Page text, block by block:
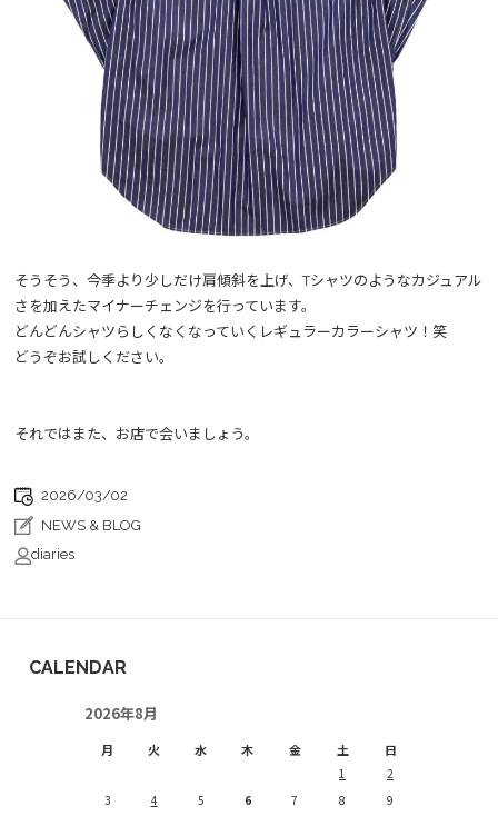
そうそう、今季より少しだけ肩傾斜を上げ、Tシャツのようなカジュアル
さを加えたマイナーチェンジを行っています。
どんどんシャツらしくなくなっていくレギュラーカラーシャツ！笑
どうぞお試しください。
それではまた、お店で会いましょう。
2026/03/02
NEWS & BLOG
diaries
CALENDAR
2026年8月
月 火 水 木 金 土 日
1
2
3
4 5 6 7 8
9